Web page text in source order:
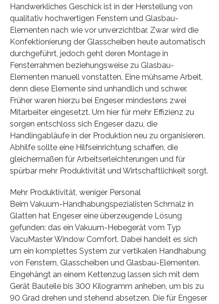
Handwerkliches Geschick ist in der Herstellung von
qualitativ hochwertigen Fenstern und Glasbau-
Elementen nach wie vor unverzichtbar. Zwar wird die
Konfektionierung der Glasscheiben heute automatisch
durchgeführt, jedoch geht deren Montage in
Fensterrahmen beziehungsweise zu Glasbau-
Elementen manuell vonstatten. Eine mühsame Arbeit,
denn diese Elemente sind unhandlich und schwer.
Früher waren hierzu bei Engeser mindestens zwei
Mitarbeiter eingesetzt. Um hier für mehr Effizienz zu
sorgen entschloss sich Engeser dazu, die
Handlingabläufe in der Produktion neu zu organisieren.
Abhilfe sollte eine Hilfseinrichtung schaffen, die
gleichermaßen für Arbeitserleichterungen und für
spürbar mehr Produktivität und Wirtschaftlichkeit sorgt.
Mehr Produktivität, weniger Personal
Beim Vakuum-Handhabungspezialisten Schmalz in
Glatten hat Engeser eine überzeugende Lösung
gefunden: das ein Vakuum-Hebegerät vom Typ
VacuMaster Window Comfort. Dabei handelt es sich
um ein komplettes System zur vertikalen Handhabung
von Fenstern, Glasscheiben und Glasbau-Elementen.
Eingehängt an einem Kettenzug lassen sich mit dem
Gerät Bauteile bis 300 Kilogramm anheben, um bis zu
90 Grad drehen und stehend absetzen. Die für Engeser